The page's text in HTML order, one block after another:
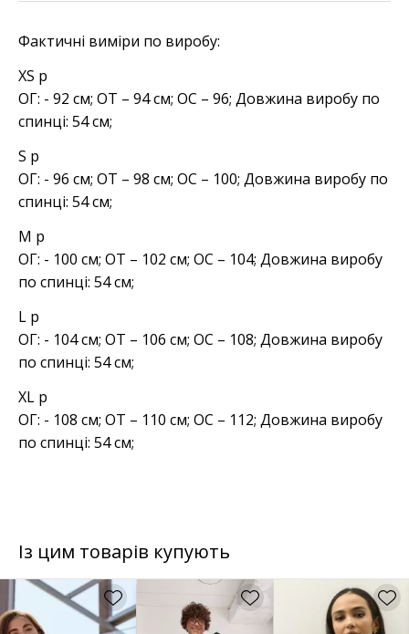
Фактичні виміри по виробу:
XS р
ОГ: - 92 см; ОТ – 94 см; ОС – 96; Довжина виробу по
спинці: 54 см;
S р
ОГ: - 96 см; ОТ – 98 см; ОС – 100; Довжина виробу по
спинці: 54 см;
M р
ОГ: - 100 см; ОТ – 102 см; ОС – 104; Довжина виробу
по спинці: 54 см;
L р
ОГ: - 104 см; ОТ – 106 см; ОС – 108; Довжина виробу
по спинці: 54 см;
XL р
ОГ: - 108 см; ОТ – 110 см; ОС – 112; Довжина виробу
по спинці: 54 см;
Із цим товарів купують